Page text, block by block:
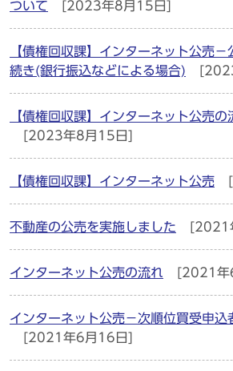
ついて
[2023年8月15日]
【債権回収課】インターネット公売
続き(銀行振込などによる場合)
【債権回収課】インターネット公売の
[2023年8月15日]
【債権回収課】インターネット公売
不動産の公売を実施しました [2021
インターネット公売の流れ [2021年
インターネット公売－次順位買受申込
[2021年6月16日]